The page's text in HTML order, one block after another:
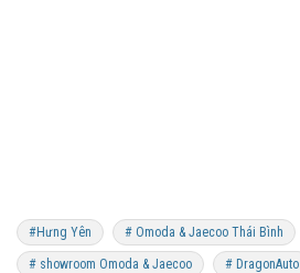
#Hưng Yên # Omoda & Jaecoo Thái Bình
# showroom Omoda & Jaecoo # DragonAuto